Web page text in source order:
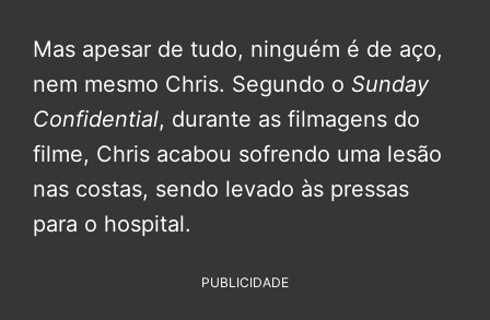
Mas apesar de tudo, ninguém é de aço,
nem mesmo Chris. Segundo o Sunday
Confidential, durante as filmagens do
filme, Chris acabou sofrendo uma lesão
nas costas, sendo levado às pressas
para o hospital.
PUBLICIDADE